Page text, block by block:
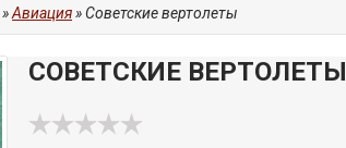
»Авиация» Советские вертолеты
СОВЕТСКИЕ ВЕРТОЛЕТЫ